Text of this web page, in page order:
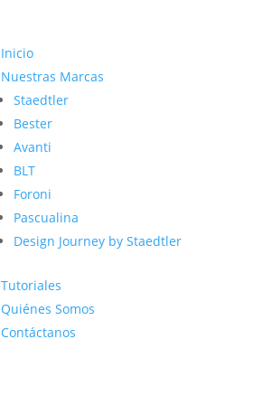
Inicio
Nuestras Marcas
Staedtler
Bester
Avanti
BLT
Foroni
Pascualina
Design Journey by Staedtler
Tutoriales
Quiénes Somos
Contáctanos